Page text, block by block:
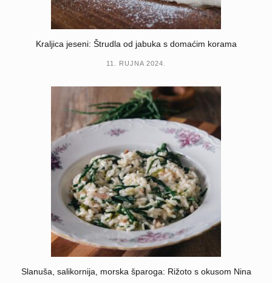
Kraljica jeseni: Štrudla od jabuka s domaćim korama
11. RUJNA 2024.
Slanuša, salikornija, morska šparoga: Rižoto s okusom Nina